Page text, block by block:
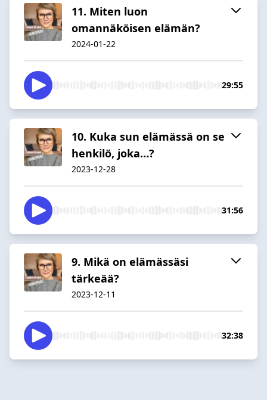
11. Miten luon
omannäköisen elämän?
2024-01-22
29:55
10. Kuka sun elämässä on se
henkilö, joka…?
2023-12-28
31:56
9. Mikä on elämässäsi
tärkeää?
2023-12-11
32:38